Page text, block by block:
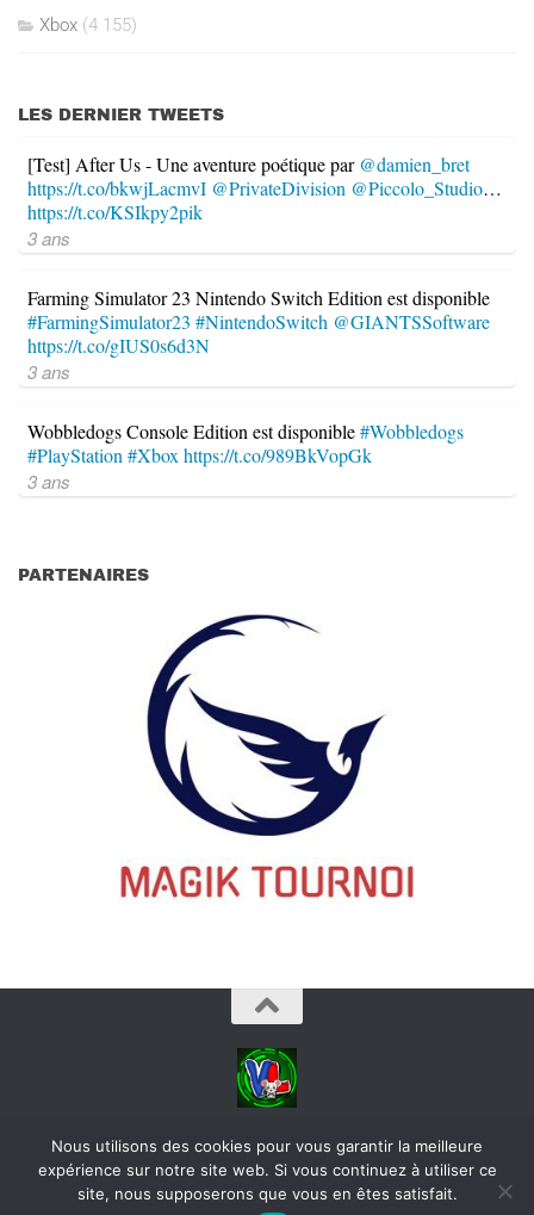
Xbox (4 155)
LES DERNIER TWEETS
[Test] After Us - Une aventure poétique par @damien_bret
https://t.co/bkwjLacmvI @PrivateDivision @Piccolo_Studio…
https://t.co/KSIkpy2pik
3 ans
Farming Simulator 23 Nintendo Switch Edition est disponible
#FarmingSimulator23 #NintendoSwitch @GIANTSSoftware
https://t.co/gIUS0s6d3N
3 ans
Wobbledogs Console Edition est disponible#Wobbledogs
#PlayStation #Xbox https://t.co/989BkVopGk
3 ans
PARTENAIRES
videoludos © 2026. Tous droits réservés.
Nous utilisons des cookies pour vous garantir la meilleure
expérience sur notre site web. Si vous continuez à utiliser ce
site, nous supposerons que vous en êtes satisfait.